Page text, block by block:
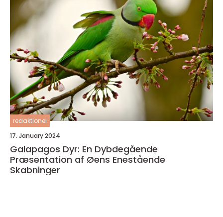
redaktionel
17. January 2024
Galapagos Dyr: En Dybdegående
Præsentation af Øens Enestående
Skabninger